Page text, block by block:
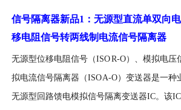
信号隔离器新品1 ：无源型直流单双向
移电阻信号转两线制电流信号隔离器
无源型位移电阻信号（ISO R-O）、模拟电压
拟电流信号隔离器（ISO A-O）变送器是一种
无源型回路馈电模拟信号隔离变送器IC。该